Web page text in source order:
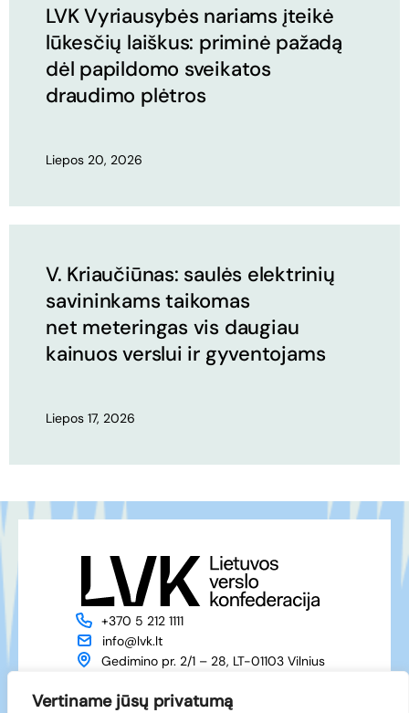
Vertiname jūsų privatumą
LVK Vyriausybės nariams įteikė
lūkesčių laiškus: priminė pažadą
dėl papildomo sveikatos
draudimo plėtros
Liepos 20, 2026
V. Kriaučiūnas: saulės elektrinių
savininkams taikomas
net meteringas vis daugiau
kainuos verslui ir gyventojams
Liepos 17, 2026
+370 5 212 1111
info@lvk.lt
Gedimino pr. 2/1 – 28, LT-01103 Vilnius